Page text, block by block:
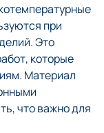
при
Это
которые
Материал
что важно для